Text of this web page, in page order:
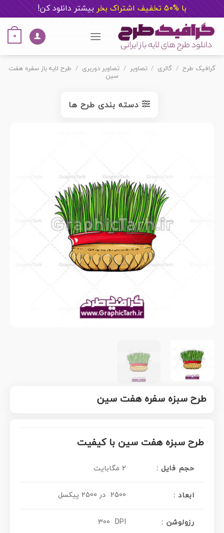
با %50 تخفیف اشتراک بخر بیشتر دانلود کن!
content
0
گرافیک طرح / گالری / تصاویر / تصاویر دوربری / طرح لایه باز سفره هفت
سین
دسته بندی طرح ها
طرح سبزه سفره هفت سین
طرح سبزه هفت سین با کیفیت
حجم فایل : 2 مگابایت
ابعاد : 2500 در 2500 پیکسل
: رزولوشن 300 DPI